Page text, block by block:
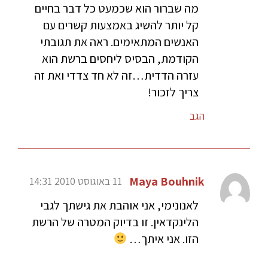
מה שברור הוא שכמעט כל דבר בחיים
קל יותר להשיג באמצעות קשרים עם
האנשים המתאימים. ראה את תגובתי
הקודמת, הבסיס ליחסים ברשת הוא
עזרה הדדית…זה לא חד צדדי ואת זה
צריך לזכור!
הגב
Maya Bouhnik 11 באוגוסט 2010 14:31
לאנונימי, אני אוהבת את גישתך לגבי
הלינקדאין. זו בדיוק המטרה של הרשת
הזו. אני איתך…